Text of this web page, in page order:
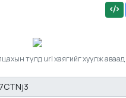
тулд url хаягийг хуулж аваад